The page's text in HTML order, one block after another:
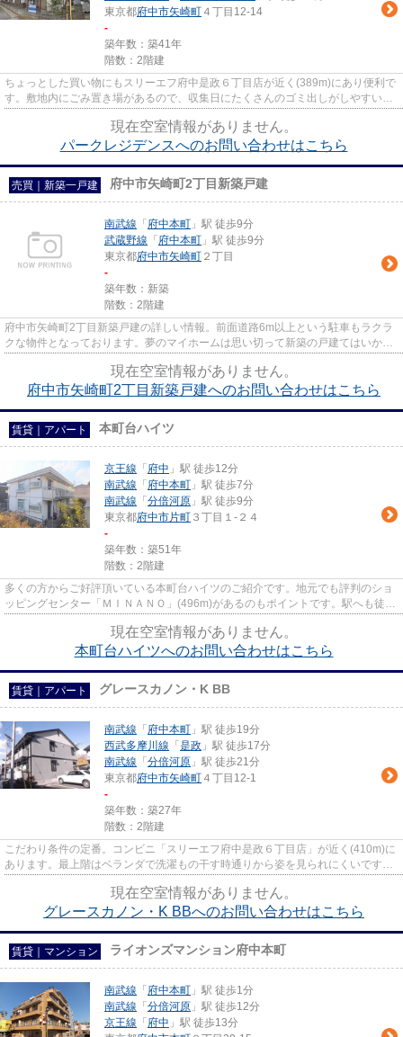
東京都府中市矢崎町 ４丁目12-14
-
築年数：築41年
階数：2階建
ちょっとした買い物にもスリーエフ府中是政６丁目店が近く(389m)にあり便利で
す。敷地内にごみ置き場があるので、収集日にたくさんのゴミ出しがしやすいで
現在空室情報がありません。
パークレジデンスへのお問い合わせはこちら
売買｜新築一戸建 府中市矢崎町2丁目新築戸建
南武線 「 府中本町 」駅 徒歩9分
武蔵野線 「 府中本町 」駅 徒歩9分
東京都府中市矢崎町 ２丁目
-
築年数：新築
階数：2階建
府中市矢崎町2丁目新築戸建の詳しい情報。前面道路6m以上という駐車もラクラ
クな物件となっております。夢のマイホームは思い切って新築の戸建てはいかが
現在空室情報がありません。
府中市矢崎町2丁目新築戸建へのお問い合わせはこちら
賃貸｜アパート 本町台ハイツ
京王線 「 府中 」駅 徒歩12分
南武線 「 府中本町 」駅 徒歩7分
南武線 「 分倍河原 」駅 徒歩9分
東京都府中市片町 ３丁目１-２４
-
築年数：築51年
階数：2階建
多くの方からご好評頂いている本町台ハイツのご紹介です。地元でも評判のショ
ッピングセンター「ＭＩＮＡＮＯ」(496m)があるのもポイントです。駅へも徒歩
現在空室情報がありません。
本町台ハイツへのお問い合わせはこちら
賃貸｜アパート グレースカノン・K BB
南武線 「 府中本町 」駅 徒歩19分
西武多摩川線 「 是政 」駅 徒歩17分
南武線 「 分倍河原 」駅 徒歩21分
東京都府中市矢崎町 ４丁目12-1
-
築年数：築27年
階数：2階建
こだわり条件の定番。コンビニ「スリーエフ府中是政６丁目店」が近く(410m)に
あります。最上階はベランダで洗濯もの干す時通りから姿を見られにくいです。
現在空室情報がありません。
グレースカノン・K BBへのお問い合わせはこちら
賃貸｜マンション ライオンズマンション府中本町
南武線 「 府中本町 」駅 徒歩1分
南武線 「 分倍河原 」駅 徒歩12分
京王線 「 府中 」駅 徒歩13分